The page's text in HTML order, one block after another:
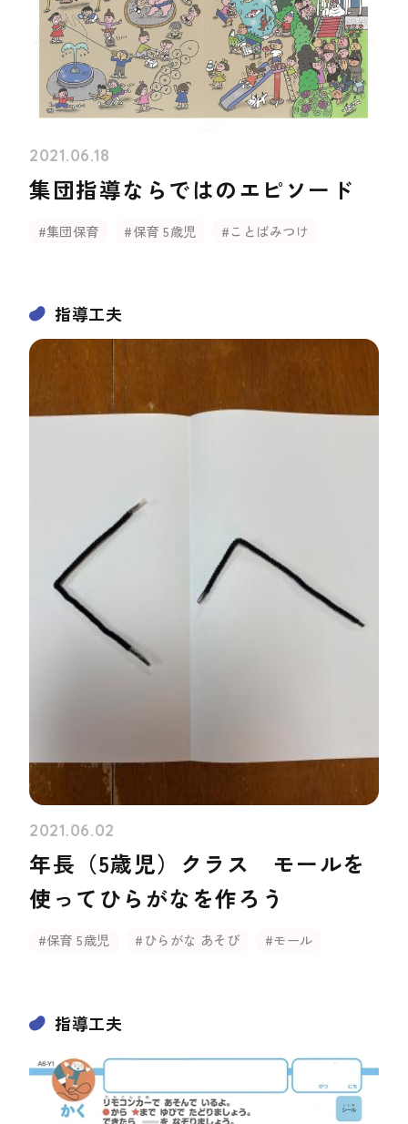
2021.06.18
集団指導ならではのエピソード
#集団保育 #保育 5歳児 #ことばみつけ
指導工夫
2021.06.02
年長（5歳児）クラス モールを
使ってひらがなを作ろう
#保育 5歳児 #ひらがな あそび #モール
指導工夫